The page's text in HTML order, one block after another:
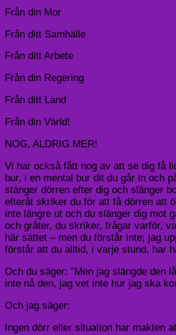
Från din Mor
Från ditt Samhälle
Från ditt Arbete
Från din Regering
Från ditt Land
Från din Värld!
NOG, ALDRIG MER!
Vi har också fått nog av att se dig få
bur, i en mental bur dit du går in och
stänger dörren efter dig och slänger
efteråt skriker du för att få dörren att
inte längre ut och du slänger dig mot
och gråter, du skriker, frågar varför,
här sättet – men du förstår inte; jag
förstår att du alltid, i varje stund, har
Och du säger: ”Men jag slängde den
inte nå den, jag vet inte hur jag ska
Och jag säger:
Ingen dörr eller situation har makten